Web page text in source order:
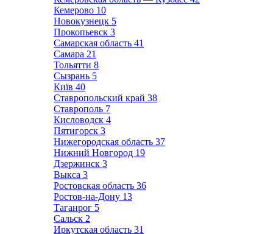
Кемерово 10
Новокузнецк 5
Прокопьевск 3
Самарская область 41
Самара 21
Тольятти 8
Сызрань 5
Київ 40
Ставропольский край 38
Ставрополь 7
Кисловодск 4
Пятигорск 3
Нижегородская область 37
Нижний Новгород 19
Дзержинск 3
Выкса 3
Ростовская область 36
Ростов-на-Дону 13
Таганрог 5
Сальск 2
Иркутская область 31